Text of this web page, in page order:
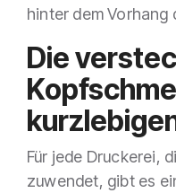
hinter dem Vorhang
Die
Für jede Druckerei,
zuwendet, gibt es